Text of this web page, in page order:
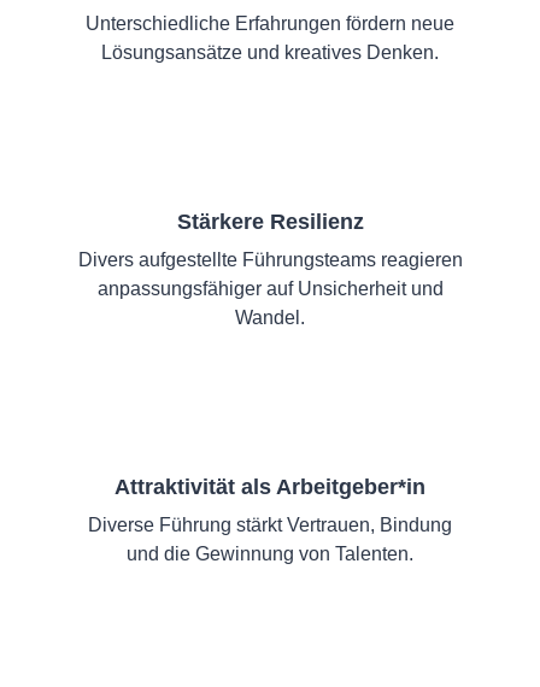
Unterschiedliche Erfahrungen fördern neue
Lösungsansätze und kreatives Denken.
Stärkere Resilienz
Divers aufgestellte Führungsteams reagieren
anpassungsfähiger auf Unsicherheit und
Wandel.
Attraktivität als Arbeitgeber*in
Diverse Führung stärkt Vertrauen, Bindung
und die Gewinnung von Talenten.